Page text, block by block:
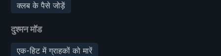
क्लब के पैसे जोड़ें
दुश्मन मॉड
एक-हिट में ग्राहकों को मारें